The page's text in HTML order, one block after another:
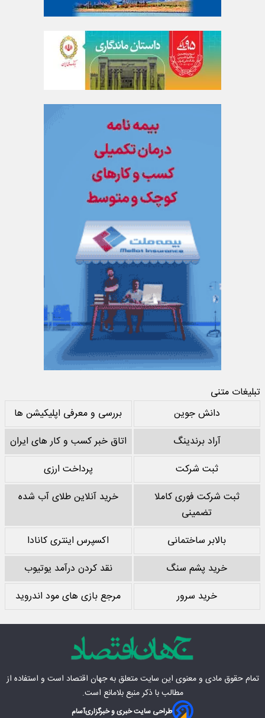
تبلیغات متنی
دانش جوین
بررسی و معرفی اپلیکیشن ها
آراد برندینگ
اتاق خبر کسب و کار های ایران
ثبت شرکت
پرداخت ارزی
ثبت شرکت فوری کاملا
تضمینی
خرید آنلاین طلای آب شده
بالابر ساختمانی
اکسپرس اینتری کانادا
خرید پشم سنگ
نقد کردن درآمد یوتیوب
خرید سرور
مرجع بازی های مود اندروید
تمام حقوق مادی‌ و معنوی این سایت متعلق بهجهان اقتصاد است و استفاده از
مطالب با ذکر منبع بلامانع است.
طراحی سایت خبری و خبرگزاریآسام